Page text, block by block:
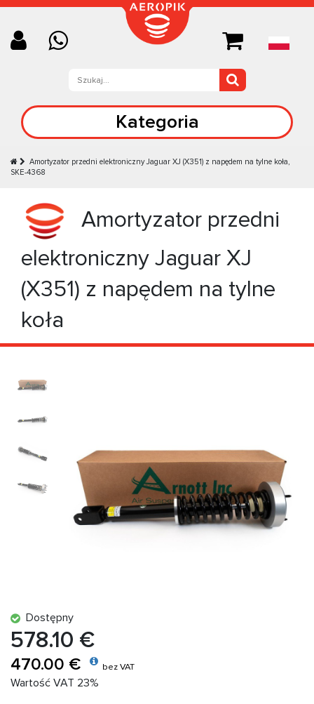
Kategoria
Amortyzator przedni elektroniczny Jaguar XJ (X351) z napędem na tylne koła,
SKE-4368
Amortyzator przedni
elektroniczny Jaguar XJ
(X351) z napędem na tylne
koła
Dostępny
578.10 €
470.00 € bez VAT
Wartość VAT 23%